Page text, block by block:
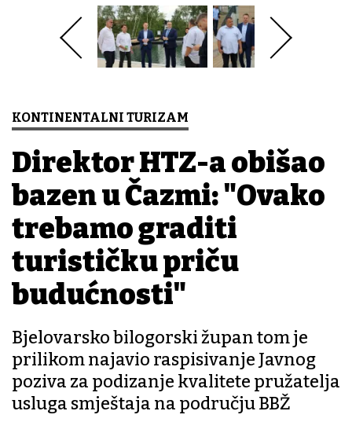
KONTINENTALNI TURIZAM
Direktor HTZ-a obišao
bazen u Čazmi: "Ovako
trebamo graditi
turističku priču
budućnosti"
Bjelovarsko bilogorski župan tom je
prilikom najavio raspisivanje Javnog
poziva za podizanje kvalitete pružatelja
usluga smještaja na području BBŽ